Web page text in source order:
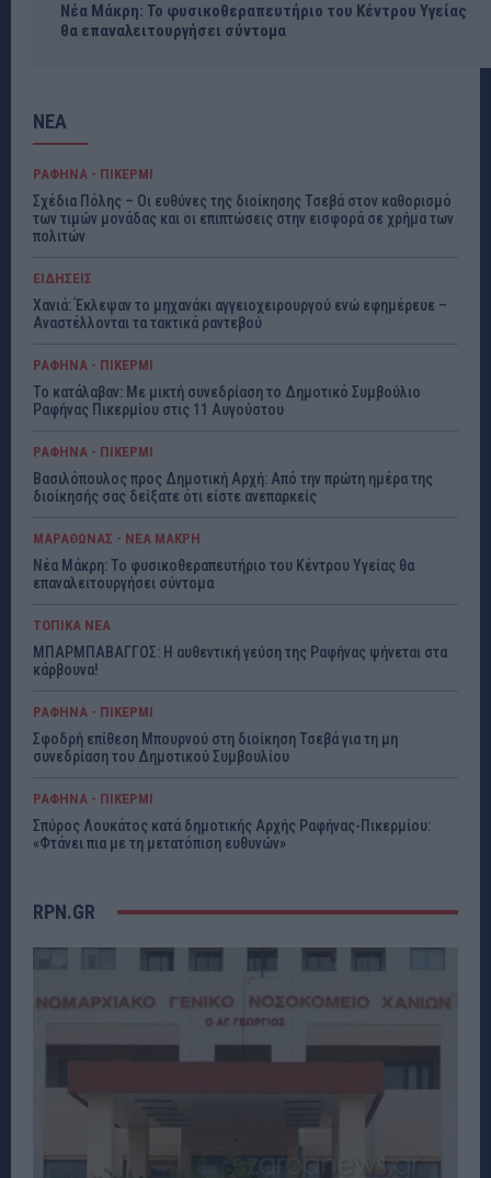
Νέα Μάκρη: Το φυσικοθεραπευτήριο του Κέντρου Υγείας
θα επαναλειτουργήσει σύντομα
ΝΕΑ
ΡΑΦΗΝΑ - ΠΙΚΕΡΜΙ
Σχέδια Πόλης – Οι ευθύνες της διοίκησης Τσεβά στον καθορισμό
των τιμών μονάδας και οι επιπτώσεις στην εισφορά σε χρήμα των
πολιτών
ΕΙΔΗΣΕΙΣ
Χανιά: Έκλεψαν το μηχανάκι αγγειοχειρουργού ενώ εφημέρευε –
Αναστέλλονται τα τακτικά ραντεβού
ΡΑΦΗΝΑ - ΠΙΚΕΡΜΙ
Το κατάλαβαν: Με μικτή συνεδρίαση το Δημοτικό Συμβούλιο
Ραφήνας Πικερμίου στις 11 Αυγούστου
ΡΑΦΗΝΑ - ΠΙΚΕΡΜΙ
Βασιλόπουλος προς Δημοτική Αρχή: Από την πρώτη ημέρα της
διοίκησής σας δείξατε ότι είστε ανεπαρκείς
ΜΑΡΑΘΩΝΑΣ - ΝΕΑ ΜΑΚΡΗ
Νέα Μάκρη: Το φυσικοθεραπευτήριο του Κέντρου Υγείας θα
επαναλειτουργήσει σύντομα
ΤΟΠΙΚΑ ΝΕΑ
ΜΠΑΡΜΠΑΒΑΓΓΟΣ: Η αυθεντική γεύση της Ραφήνας ψήνεται στα
κάρβουνα!
ΡΑΦΗΝΑ - ΠΙΚΕΡΜΙ
Σφοδρή επίθεση Μπουρνού στη διοίκηση Τσεβά για τη μη
συνεδρίαση του Δημοτικού Συμβουλίου
ΡΑΦΗΝΑ - ΠΙΚΕΡΜΙ
Σπύρος Λουκάτος κατά δημοτικής Αρχής Ραφήνας-Πικερμίου:
«Φτάνει πια με τη μετατόπιση ευθυνών»
RPN.GR